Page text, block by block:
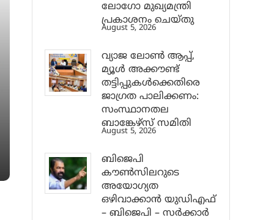
ലോഗോ മുഖ്യമന്ത്രി
പ്രകാശനം ചെയ്തു
August 5, 2026
വ്യാജ ലോൺ ആപ്പ്,
മ്യൂൾ അക്കൗണ്ട്
തട്ടിപ്പുകൾക്കെതിരെ
ജാ​ഗ്രത പാലിക്കണം:
സംസ്ഥാനതല
ബാങ്കേഴ്സ് സമിതി
August 5, 2026
ബിജെപി
കൗൺസിലറുടെ
അയോഗ്യത
ഒഴിവാക്കാൻ യുഡിഎഫ്
– ബിജെപി – സർക്കാർ